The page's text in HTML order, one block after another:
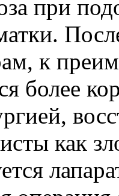
при
к
более
как